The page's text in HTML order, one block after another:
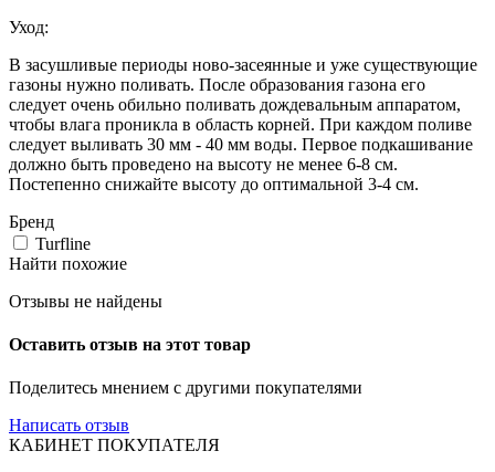
Уход:
В засушливые периоды ново-засеянные и уже существующие
газоны нужно поливать. После образования газона его
следует очень обильно поливать дождевальным аппаратом,
чтобы влага проникла в область корней. При каждом поливе
следует выливать 30 мм - 40 мм воды. Первое подкашивание
должно быть проведено на высоту не менее 6-8 см.
Постепенно снижайте высоту до оптимальной 3-4 см.
Бренд
Turfline
Найти похожие
Отзывы не найдены
Оставить отзыв на этот товар
Поделитесь мнением с другими покупателями
Написать отзыв
КАБИНЕТ ПОКУПАТЕЛЯ